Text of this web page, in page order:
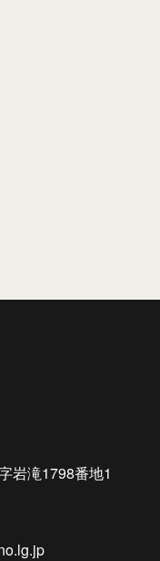
岩滝1798番地1